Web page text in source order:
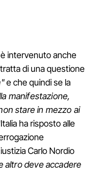
intervenuto anche
di una questione
e che quindi se la
manifestazione,
stare in mezzo ai
ha risposto alle
Carlo Nordio
altro deve accadere